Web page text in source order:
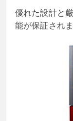
優れた設計と
能が保証され